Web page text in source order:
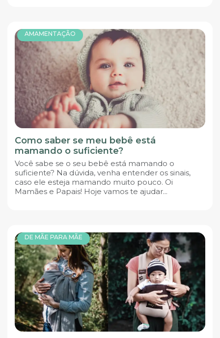
AMAMENTAÇÃO
Como saber se meu bebê está
mamando o suficiente?
Você sabe se o seu bebê está mamando o
suficiente? Na dúvida, venha entender os sinais,
caso ele esteja mamando muito pouco. Oi
Mamães e Papais! Hoje vamos te ajudar...
DE MÃE PARA MÃE